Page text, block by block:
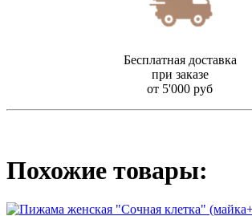
Бесплатная доставка
при заказе
от 5'000 руб
Похожие товары: